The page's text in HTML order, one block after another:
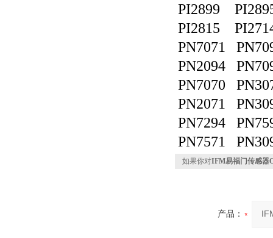
PI2899
PI2815
PN7071
PN2094
PN7070
PN2071
PN7294
PN7571
如果你对IFM易福门传感器
产品：